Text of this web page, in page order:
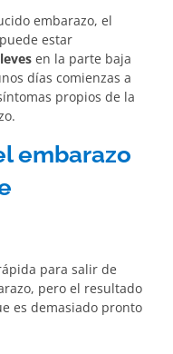
embarazo, el
estar
en la parte baja
días comienzas a
propios de la
embarazo
para salir de
pero el resultado
es demasiado pronto